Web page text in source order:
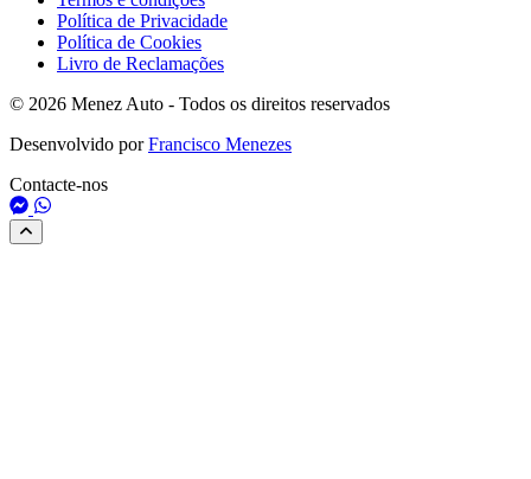
Política de Privacidade
Política de Cookies
Livro de Reclamações
© 2026 Menez Auto - Todos os direitos reservados
Desenvolvido porFrancisco Menezes
Contacte-nos